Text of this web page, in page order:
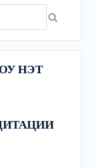
НЭТ